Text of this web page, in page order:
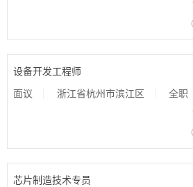
设备开发工程师
面议 浙江省杭州市滨江区 全职
芯片制造技术专员